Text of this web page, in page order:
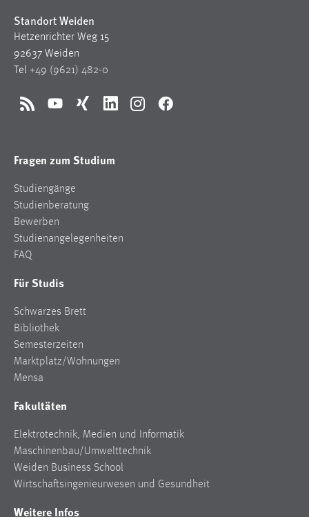
Standort Weiden
Hetzenrichter Weg 15
92637 Weiden
Tel +49 (9621) 482-0
RSS YouTubeXing LinkedInInstagramFacebook
Fragen zum Studium
Studiengänge
Studienberatung
Bewerben
Studienangelegenheiten
FAQ
Für Studis
Schwarzes Brett
Bibliothek
Semesterzeiten
Marktplatz/Wohnungen
Mensa
Fakultäten
Elektrotechnik, Medien und Informatik
Maschinenbau/Umwelttechnik
Weiden Business School
Wirtschaftsingenieurwesen und Gesundheit
Weitere Infos